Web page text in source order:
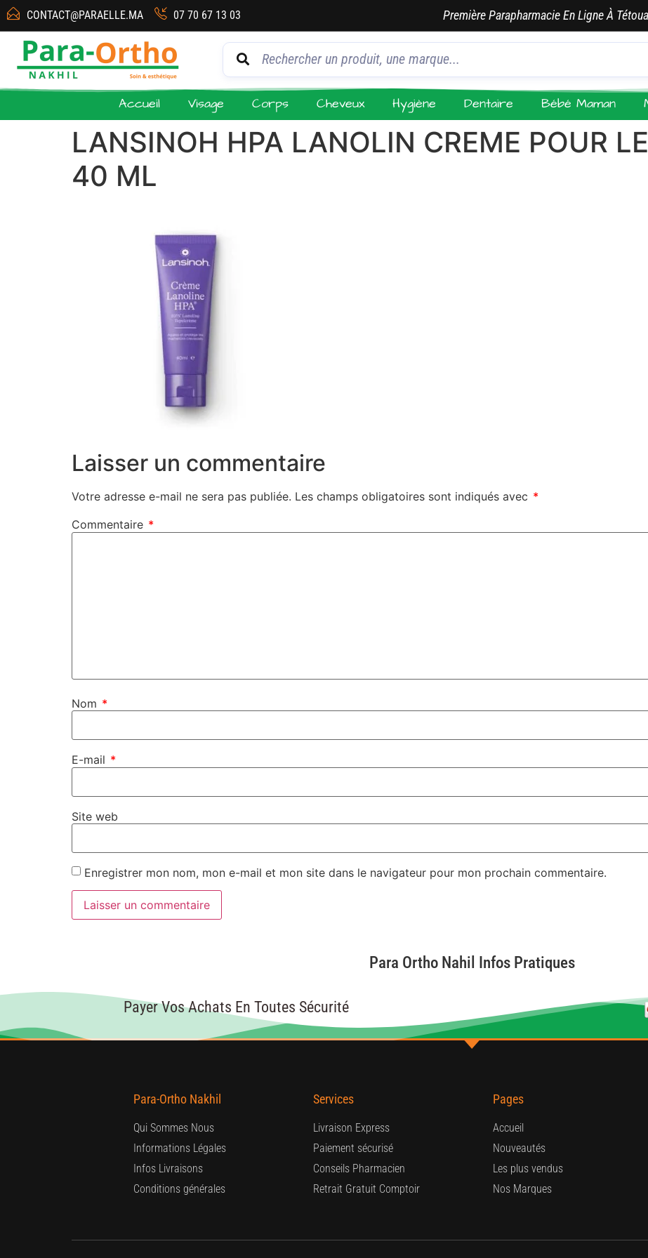
CONTACT@PARAELLE.MA 07 70 67 13 03 Première Parapharmacie En Ligne À
Accueil Visage Corps Cheveux Hygiène Dentaire Bébé Maman
LANSINOH HPA LANOLIN CREME POUR
40 ML
Laisser un commentaire
Votre adresse e-mail ne sera pas publiée. Les champs obligatoires sont indiqués avec *
Commentaire *
Nom *
E-mail *
Site web
Enregistrer mon nom, mon e-mail et mon site dans le navigateur pour mon prochain commentaire.
Para Ortho Nahil Infos Pratiques
Payer Vos Achats En Toutes Sécurité
Para-Ortho Nakhil
Qui Sommes Nous
Informations Légales
Infos Livraisons
Conditions générales
Services
Livraison Express
Paiement sécurisé
Conseils Pharmacien
Retrait Gratuit Comptoir
Pages
Accueil
Nouveautés
Les plus vendus
Nos Marques